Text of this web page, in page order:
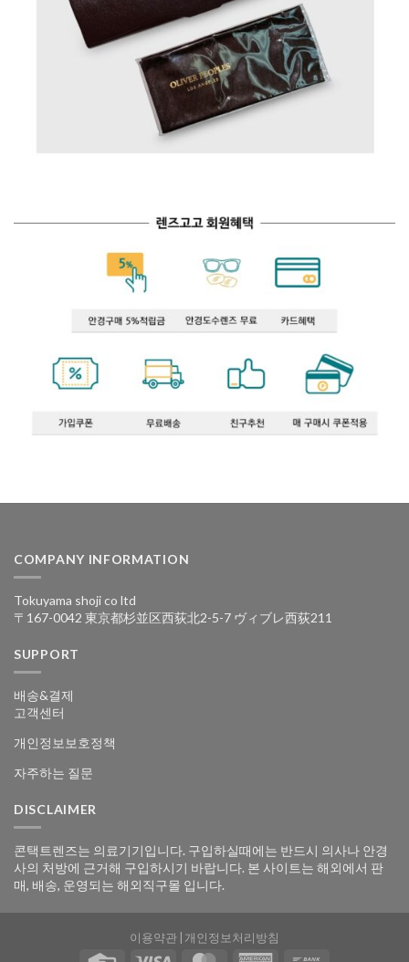
COMPANY INFORMATION
Tokuyama shoji co ltd
〒167-0042 東京都杉並区西荻北2-5-7 ヴィブレ西荻211
SUPPORT
배송&결제
고객센터
개인정보보호정책
자주하는 질문
DISCLAIMER
콘택트렌즈는 의료기기입니다. 구입하실때에는 반드시 의사나 안경
사의 처방에 근거해 구입하시기 바랍니다. 본 사이트는 해외에서 판
매, 배송, 운영되는 해외직구몰 입니다.
이용약관 개인정보처리방침